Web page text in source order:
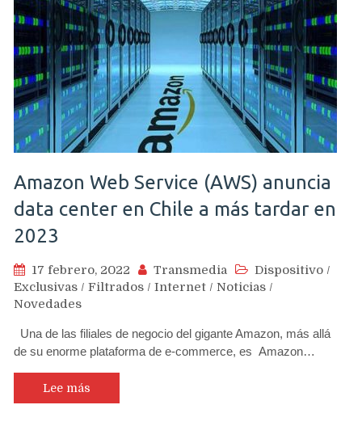
Amazon Web Service (AWS) anuncia
data center en Chile a más tardar en
2023
17 febrero, 2022 Transmedia Dispositivo /
Exclusivas / Filtrados / Internet / Noticias /
Novedades
Una de las filiales de negocio del gigante Amazon, más allá
de su enorme plataforma de e-commerce, es Amazon…
Lee más